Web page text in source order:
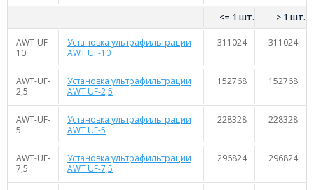
<= 1 шт. > 1 шт.
AWT-UF-
10
Установка ультрафильтрации
AWT UF-10
311024 311024
AWT-UF-
2,5
Установка ультрафильтрации
AWT UF-2,5
152768 152768
AWT-UF-
5
Установка ультрафильтрации
AWT UF-5
228328 228328
AWT-UF-
7,5
Установка ультрафильтрации
AWT UF-7,5
296824 296824